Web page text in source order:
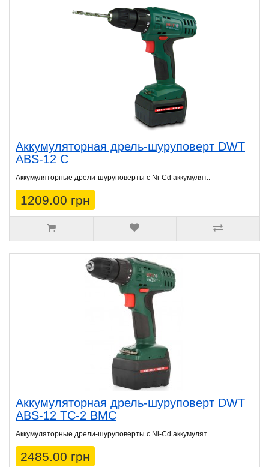
Аккумуляторная дрель-шуруповерт DWT
ABS-12 C
Аккумуляторные дрели-шуруповерты с Ni-Cd аккумулят..
1209.00 грн
Аккумуляторная дрель-шуруповерт DWT
ABS-12 TC-2 BMC
Аккумуляторные дрели-шуруповерты с Ni-Cd аккумулят..
2485.00 грн